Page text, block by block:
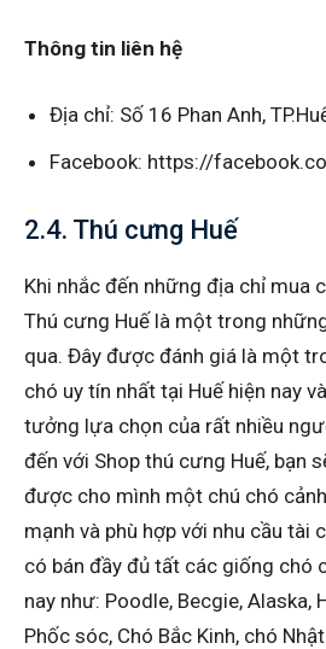
Thông tin liên hệ
Địa chỉ: Số 16 Phan Anh,
Facebook: https://
2.4. Thú cưng Huế
Khi nhắc đến những địa chỉ mua
Thú cưng Huế là một trong
qua. Đây được đánh giá là một
chó uy tín nhất tại Huế hiện nay
tưởng lựa chọn của rất nhiều
đến với Shop thú cưng Huế, bạn
được cho mình một chú chó
mạnh và phù hợp với nhu cầu tài
có bán đầy đủ tất các giống chó
nay như: Poodle, Becgie, Alaska,
Phốc sóc, Chó Bắc Kinh, chó